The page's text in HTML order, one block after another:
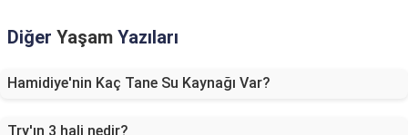
Diğer Yaşam Yazıları
Hamidiye'nin Kaç Tane Su Kaynağı Var?
Try'ın 3 hali nedir?